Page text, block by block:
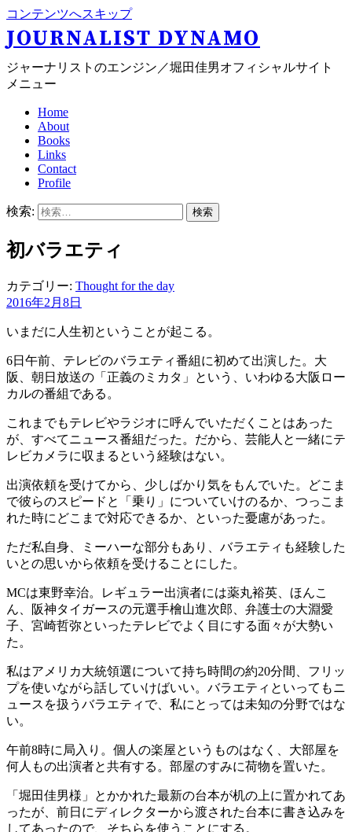
コンテンツへスキップ
JOURNALIST DYNAMO
ジャーナリストのエンジン／堀田佳男オフィシャルサイト
メニュー
Home
About
Books
Links
Contact
Profile
検索:
初バラエティ
カテゴリー: Thought for the day
2016年2月8日
いまだに人生初ということが起こる。
6日午前、テレビのバラエティ番組に初めて出演した。大
阪、朝日放送の「正義のミカタ」という、いわゆる大阪ロー
カルの番組である。
これまでもテレビやラジオに呼んでいただくことはあった
が、すべてニュース番組だった。だから、芸能人と一緒にテ
レビカメラに収まるという経験はない。
出演依頼を受けてから、少しばかり気をもんでいた。どこま
で彼らのスピードと「乗り」についていけのるか、つっこま
れた時にどこまで対応できるか、といった憂慮があった。
ただ私自身、ミーハーな部分もあり、バラエティも経験した
いとの思いから依頼を受けることにした。
MCは東野幸治。レギュラー出演者には薬丸裕英、ほんこ
ん、阪神タイガースの元選手檜山進次郎、弁護士の大淵愛
子、宮崎哲弥といったテレビでよく目にする面々が大勢い
た。
私はアメリカ大統領選について持ち時間の約20分間、フリッ
プを使いながら話していけばいい。バラエティといってもニ
ュースを扱うバラエティで、私にとっては未知の分野ではな
い。
午前8時に局入り。個人の楽屋というものはなく、大部屋を
何人もの出演者と共有する。部屋のすみに荷物を置いた。
「堀田佳男様」とかかれた最新の台本が机の上に置かれてあ
ったが、前日にディレクターから渡された台本に書き込みを
してあったので、そちらを使うことにする。